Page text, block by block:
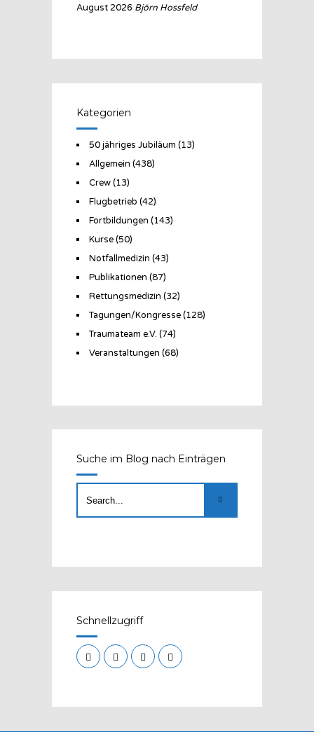
August 2026 Björn Hossfeld
Kategorien
50 jähriges Jubiläum (13)
Allgemein (438)
Crew(13)
Flugbetrieb (42)
Fortbildungen (143)
Kurse(50)
Notfallmedizin (43)
Publikationen (87)
Rettungsmedizin (32)
Tagungen/Kongresse(128)
Traumateam e.V. (74)
Veranstaltungen (68)
Suche im Blog nach Einträgen
Schnellzugriff